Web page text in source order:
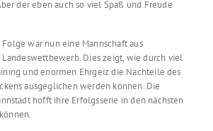
der eben auch so viel Spaß und Freude
war nun eine Mannschaft aus
Dies zeigt, wie durch viel
und enormen Ehrgeiz die Nachteile des
ausgeglichen werden können. Die
hofft ihre Erfolgsserie in den nächsten